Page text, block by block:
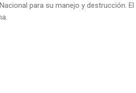
para su manejo y destrucción.